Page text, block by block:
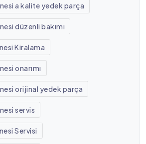
a kalite yedek parça
düzenli bakımı
Kiralama
onarımı
orijinal yedek parça
servis
Servisi